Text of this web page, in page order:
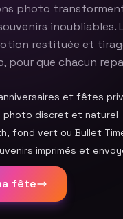
photo
inoubliables.
restituée et
pour que chacun
et fêtes
photo discret et naturel
fond vert ou Bullet
imprimés et
fête